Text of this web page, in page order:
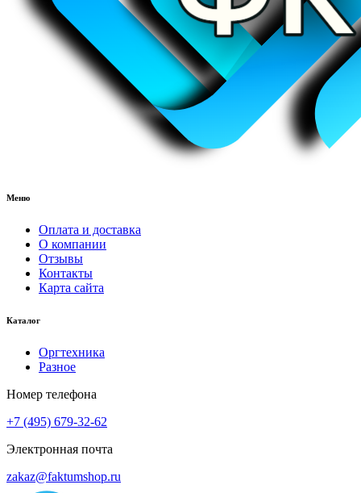
Меню
Оплата и доставка
О компании
Отзывы
Контакты
Карта сайта
Каталог
Оргтехника
Разное
Номер телефона
+7 (495) 679-32-62
Электронная почта
zakaz@faktumshop.ru